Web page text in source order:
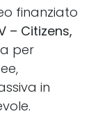
finanziato
– Citizens,
per
in